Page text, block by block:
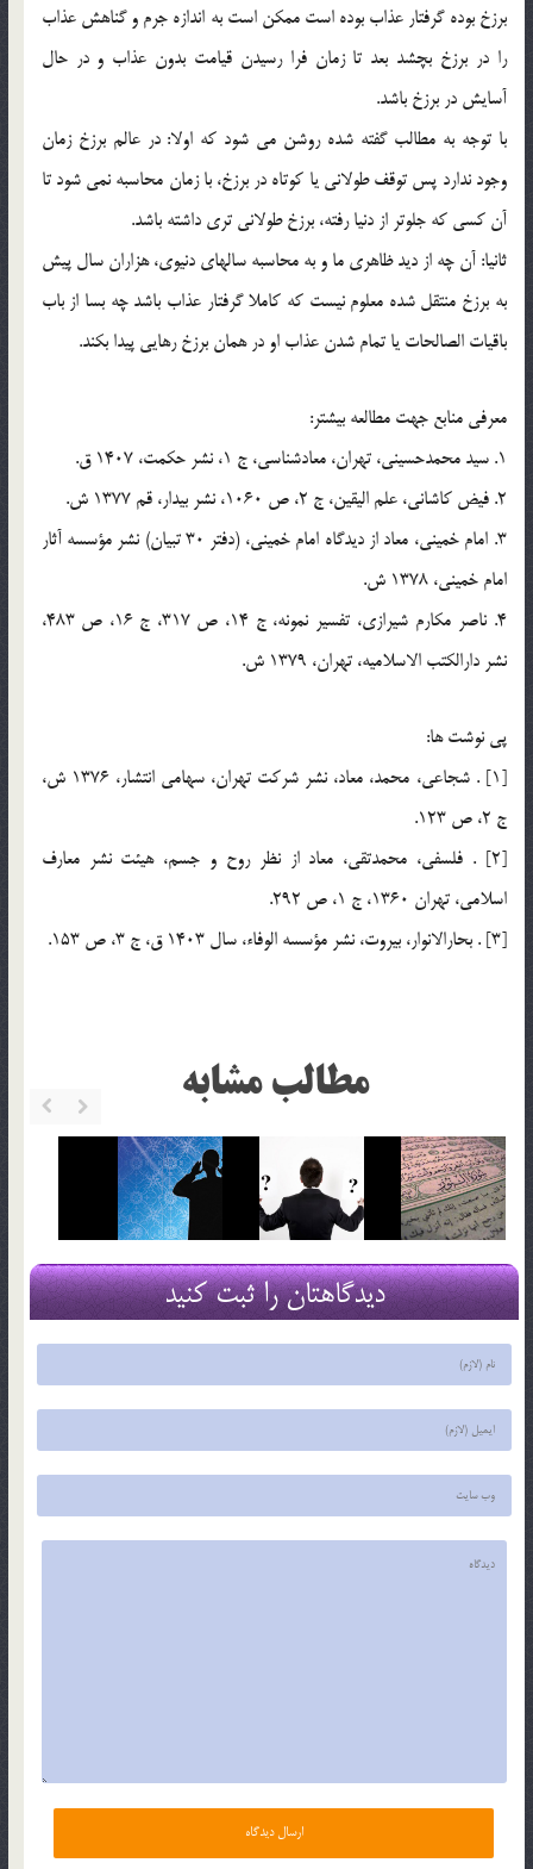
برزخ بوده گرفتار عذاب بوده است ممكن است به اندازه جرم و گناهش عذاب
را در برزخ بچشد بعد تا زمان فرا رسيدن قيامت بدون عذاب و در حال
آسايش در برزخ باشد.
با توجه به مطالب گفته شده روشن مي شود که اولا: در عالم برزخ زمان
وجود ندارد پس توقف طولاني يا کوتاه در برزخ، با زمان محاسبه نمي شود تا
آن کسي که جلوتر از دنيا رفته، برزخ طولاني تري داشته باشد.
ثانيا: آن چه از ديد ظاهري ما و به محاسبه سالهاي دنيوي، هزاران سال پيش
به برزخ منتقل شده معلوم نيست که کاملا گرفتار عذاب باشد چه بسا از باب
باقيات الصالحات يا تمام شدن عذاب او در همان برزخ رهايي پيدا بکند.
معرفي منابع جهت مطالعه بيشتر:
1. سيد محمدحسيني، تهران، معادشناسي، ج 1، نشر حكمت، 1407 ق.
2. فيض كاشاني، علم اليقين، ج 2، ص 1060، نشر بيدار، قم 1377 ش.
3. امام خميني، معاد از ديدگاه امام خميني، (دفتر 30 تبيان) نشر مؤسسه آثار
امام خميني، 1378 ش.
4. ناصر مكارم شيرازي، تفسير نمونه، ج 14، ص 317، ج 16، ص 483،
نشر دارالكتب الاسلاميه، تهران، 1379 ش.
پي نوشت ها:
[1] . شجاعي، محمد، معاد، نشر شركت تهران، سهامي انتشار، 1376 ش،
ج 2، ص 123.
[2] . فلسفي، محمدتقي، معاد از نظر روح و جسم، هيئت نشر معارف
اسلامي، تهران 1360، ج 1، ص 292.
[3] . بحارالانوار، بيروت، نشر مؤسسه الوفاء، سال 1403 ق، ج 3، ص 153.
مطالب مشابه
دیدگاهتان را ثبت کنید